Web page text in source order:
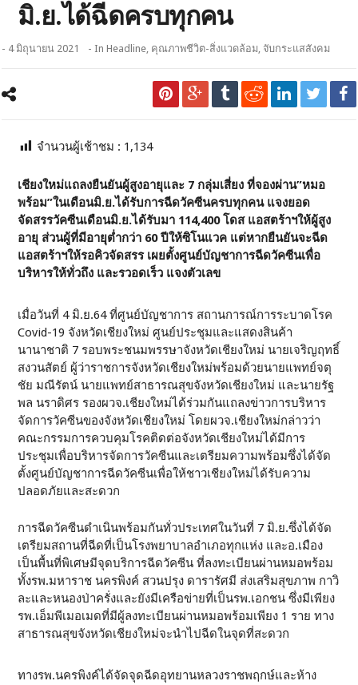
มิ.ย.ได้ฉีดครบทุกคน
- 4 มิถุนายน 2021 - InHeadline, คุณภาพชีวิต-สิ่งแวดล้อม, จับกระแสสังคม
จำนวนผู้เช้าชม : 1,134
เชียงใหม่แถลงยืนยันผู้สูงอายุและ 7 กลุ่มเสี่ยง ที่จองผ่าน”หมอ
พร้อม”ในเดือนมิ.ย.ได้รับการฉีดวัคซีนครบทุกคน แจงยอด
จัดสรรวัคซีนเดือนมิ.ย.ได้รับมา 114,400 โดส แอสตร้าฯให้ผู้สูง
อายุ ส่วนผู้ที่มีอายุต่ำกว่า 60 ปีให้ซิโนแวค แต่หากยืนยันจะฉีด
แอสตร้าฯให้รอคิวจัดสรร เผยตั้งศูนย์บัญชาการฉีดวัคซีนเพื่อ
บริหารให้ทั่วถึง และรวอดเร็ว แจงตัวเลข
เมื่อวันที่ 4 มิ.ย.64 ที่ศูนย์บัญชาการ สถานการณ์การระบาดโรค
Covid-19 จังหวัดเชียงใหม่ ศูนย์ประชุมและแสดงสินค้า
นานาชาติ 7 รอบพระชนมพรรษาจังหวัดเชียงใหม่ นายเจริญฤทธิ์
สงวนสัตย์ ผู้ว่าราชการจังหวัดเชียงใหม่พร้อมด้วยนายแพทย์จตุ
ชัย มณีรัตน์ นายแพทย์สาธารณสุขจังหวัดเชียงใหม่ และนายรัฐ
พล นราดิศร รองผวจ.เชียงใหม่ได้ร่วมกันแถลงข่าวการบริหาร
จัดการวัคซีนของจังหวัดเชียงใหม่ โดยผวจ.เชียงใหม่กล่าวว่า
คณะกรรมการควบคุมโรคติดต่อจังหวัดเชียงใหม่ได้มีการ
ประชุมเพื่อบริหารจัดการวัคซีนและเตรียมความพร้อมซึ่งได้จัด
ตั้งศูนย์บัญชาการฉีดวัคซีนเพื่อให้ชาวเชียงใหม่ได้รับความ
ปลอดภัยและสะดวก
การฉีดวัคซีนดำเนินพร้อมกันทั่วประเทศในวันที่ 7 มิ.ย.ซึ่งได้จัด
เตรียมสถานที่ฉีดที่เป็นโรงพยาบาลอำเภอทุกแห่ง และอ.เมือง
เป็นพื้นที่พิเศษมีจุดบริการฉีดวัคซีน ที่ลงทะเบียนผ่านหมอพร้อม
ทั้งรพ.มหาราช นครพิงค์ สวนปรุง ดารารัศมี ส่งเสริมสุขภาพ กาวิ
ละและหนองป่าครั่งและยังมีเครือข่ายที่เป็นรพ.เอกชน ซึ่งมีเพียง
รพ.เอ็มพีเมอเมดที่มีผู้ลงทะเบียนผ่านหมอพร้อมเพียง 1 ราย ทาง
สาธารณสุขจังหวัดเชียงใหม่จะนำไปฉีดในจุดที่สะดวก
ทางรพ.นครพิงค์ได้จัดจุดฉีดอุทยานหลวงราชพฤกษ์และห้าง